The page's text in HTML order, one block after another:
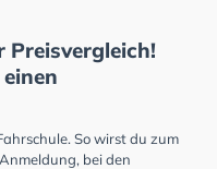
So wirst du zum
bei den